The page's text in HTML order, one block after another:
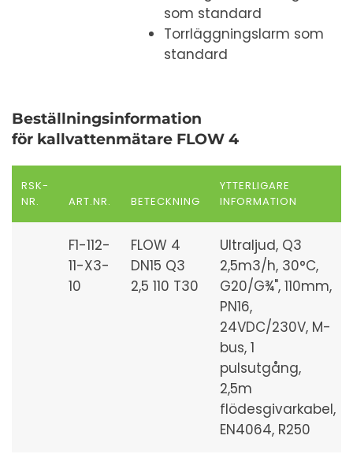
som standard
Torrläggningslarm som
standard
Beställningsinformation
för kallvattenmätare FLOW 4
RSK-
NR.
ART.NR. BETECKNING
YTTERLIGARE
INFORMATION
F1-112-
11-X3-
10
FLOW 4
DN15 Q3
2,5 110 T30
Ultraljud, Q3
2,5m3/h, 30°C,
G20/G¾", 110mm,
PN16,
24VDC/230V, M-
bus, 1
pulsutgång,
2,5m
flödesgivarkabel,
EN4064, R250